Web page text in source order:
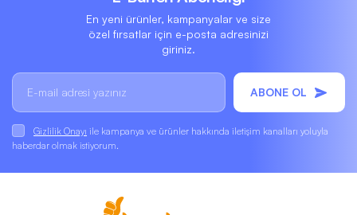
En yeni ürünler, kampanyalar ve size
özel fırsatlar için e-posta adresinizi
giriniz.
ABONE OL
Gizlilik Onayı ile kampanya ve ürünler hakkında iletişim kanalları yoluyla
haberdar olmak istiyorum.